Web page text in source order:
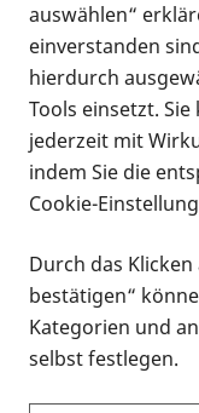
Infomaterial
Infomaterial
Vorlesen
Alle
Formaten an
Sie möchten
auswählen“
einverstanden
hierdurch
Tools einsetzt.
jederzeit mit
indem Sie die
Cookie-
Durch das
bestätigen“
Kategorien und
selbst festlegen.